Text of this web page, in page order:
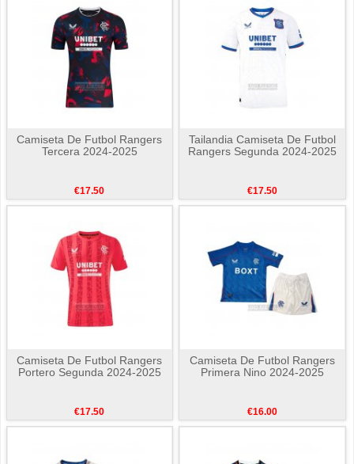
Camiseta De Futbol Rangers
Tercera 2024-2025
€17.50
Tailandia Camiseta De Futbol
Rangers Segunda 2024-2025
€17.50
Camiseta De Futbol Rangers
Portero Segunda 2024-2025
€17.50
Camiseta De Futbol Rangers
Primera Nino 2024-2025
€16.00